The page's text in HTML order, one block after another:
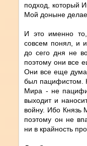
подход, который
Мой доныне
И это именно
совсем понял, и
до сего дня не
поэтому они все
Они все еще
был пацифистом.
Мира - не
выходит и
войну. Ибо Князь
поэтому он не
ни в крайность